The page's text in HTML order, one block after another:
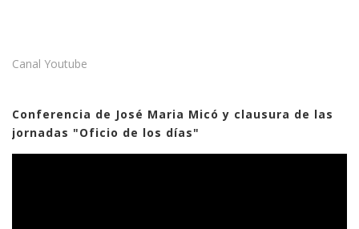
Canal Youtube
Conferencia de José Maria Micó y clausura de las
jornadas "Oficio de los días"